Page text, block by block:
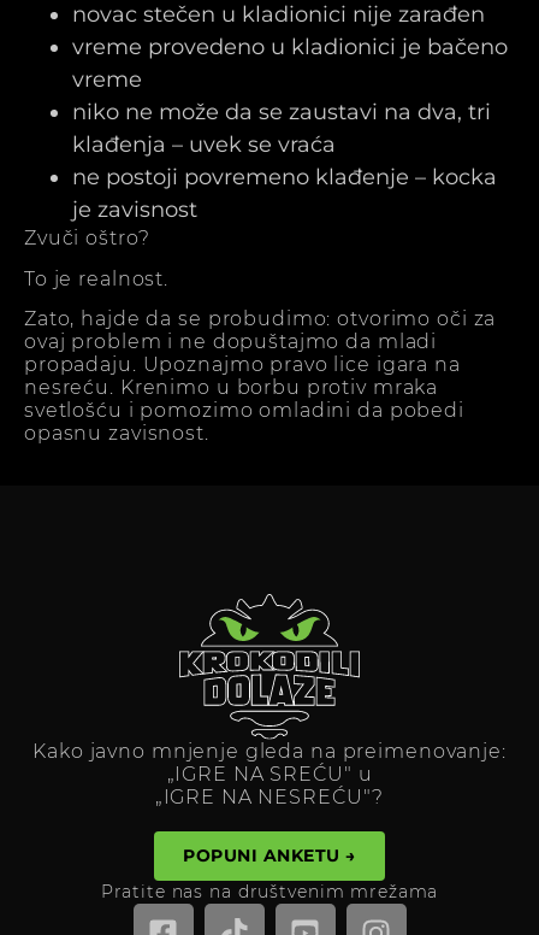
novac stečen u kladionici nije zarađen
vreme provedeno u kladionici je bačeno
vreme
niko ne može da se zaustavi na dva, tri
klađenja – uvek se vraća
ne postoji povremeno klađenje – kocka
je zavisnost
Zvuči oštro?
To je realnost.
Zato, hajde da se probudimo: otvorimo oči za
ovaj problem i ne dopuštajmo da mladi
propadaju. Upoznajmo pravo lice igara na
nesreću. Krenimo u borbu protiv mraka
svetlošću i pomozimo omladini da pobedi
opasnu zavisnost.
Kako javno mnjenje gleda na preimenovanje:
„IGRE NA SREĆU" u
„IGRE NA NESREĆU"?
POPUNI ANKETU →
Pratite nas na društvenim mrežama